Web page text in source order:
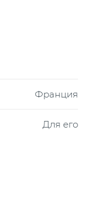
Франция
Для его